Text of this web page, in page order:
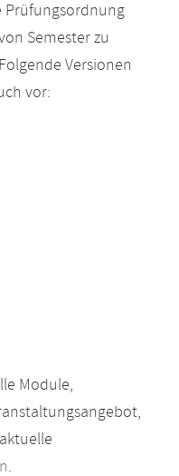
Prüfungsordnung
Semester zu
Versionen
vor:
Module,
.